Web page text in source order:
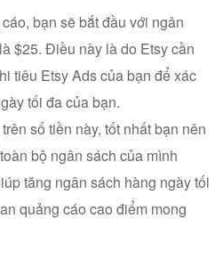
bạn sẽ bắt đầu với ngân
$25. Điều này là do Etsy cần
tiêu Etsy Ads của bạn để xác
tối đa của bạn.
số tiền này, tốt nhất bạn nên
bộ ngân sách của mình
tăng ngân sách hàng ngày tối
quảng cáo cao điểm mong